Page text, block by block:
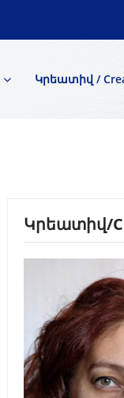
Կրեատիվ /
Կրեատիվ/